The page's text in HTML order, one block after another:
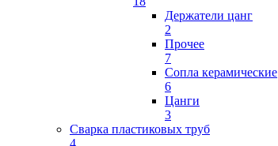
Держатели цанг
2
Прочее
7
Сопла керамические
6
Цанги
3
Сварка пластиковых труб
4